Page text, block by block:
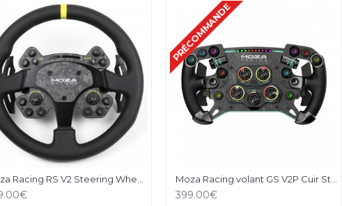
PRÉCOMMANDE
399.00€